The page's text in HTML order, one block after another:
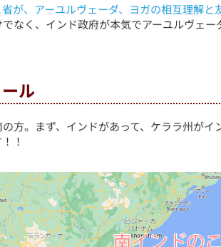
が、アーユルヴェーダ、ヨガの相互理解と
なく、インド政府が本気でアーユルヴェー
ル
方。まず、インドがあって、ケララ州がイ
！